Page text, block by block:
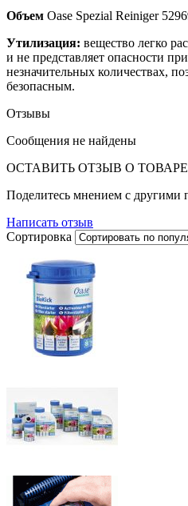
Объем Oase Spezial Reiniger
Утилизация: вещество легко
и не представляет опасности
незначительных количествах,
безопасным.
Отзывы
Сообщения не найдены
ОСТАВИТЬ ОТЗЫВ О ТОВАРЕ
Поделитесь мнением с другими
Написать отзыв
Сортировка